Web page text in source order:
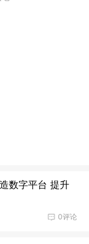
数字平台 提升
0评论